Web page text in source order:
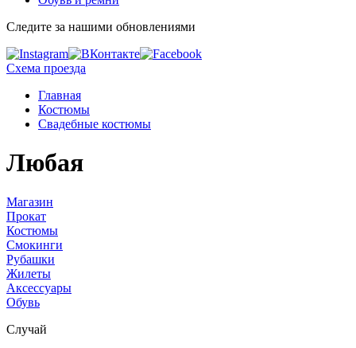
Следите за нашими обновлениями
Схема проезда
Главная
Костюмы
Свадебные костюмы
Любая
Магазин
Прокат
Костюмы
Смокинги
Рубашки
Жилеты
Аксессуары
Обувь
Случай